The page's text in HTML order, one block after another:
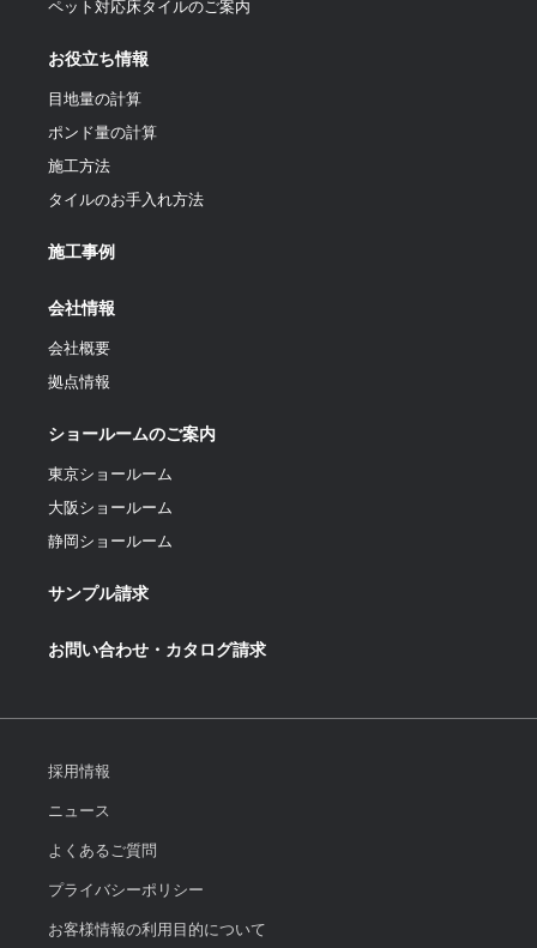
ペット対応床タイルのご案内
お役立ち情報
目地量の計算
ポンド量の計算
施工方法
タイルのお手入れ方法
施工事例
会社情報
会社概要
拠点情報
ショールームのご案内
東京ショールーム
大阪ショールーム
静岡ショールーム
サンプル請求
お問い合わせ・カタログ請求
採用情報
ニュース
よくあるご質問
プライバシーポリシー
お客様情報の利用目的について